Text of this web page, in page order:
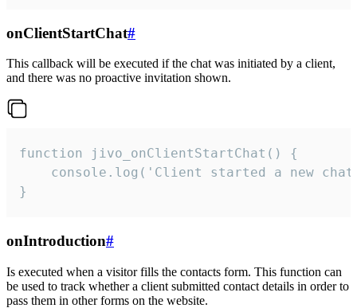
onClientStartChat#
This callback will be executed if the chat was initiated by a client,
and there was no proactive invitation shown.
function jivo_onClientStartChat() {
console.log('Client started a new
}
onIntroduction#
Is executed when a visitor fills the contacts form. This function can
be used to track whether a client submitted contact details in order to
pass them in other forms on the website.